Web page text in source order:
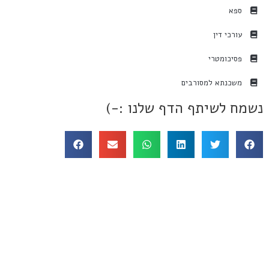
ספא
עורכי דין
פסיכומטרי
משכנתא למסורבים
נשמח לשיתף הדף שלנו :-)